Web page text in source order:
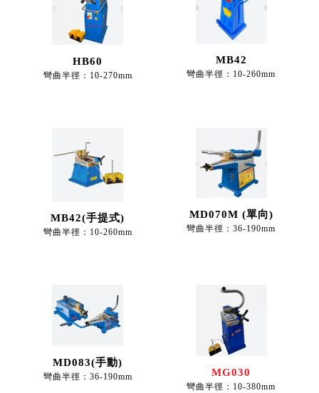
HB60
彎曲半徑：10-270mm
MB42
彎曲半徑：10-260mm
MB42(手提式)
彎曲半徑：10-260mm
MD070M (單向)
彎曲半徑：36-190mm
MD083(手動)
彎曲半徑：36-190mm MG030
彎曲半徑：10-380mm